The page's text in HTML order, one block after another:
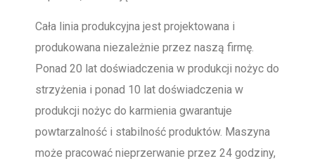
Cała linia produkcyjna jest projektowana i
produkowana niezależnie przez naszą firmę.
Ponad 20 lat doświadczenia w produkcji nożyc do
strzyżenia i ponad 10 lat doświadczenia w
produkcji nożyc do karmienia gwarantuje
powtarzalność i stabilność produktów. Maszyna
może pracować nieprzerwanie przez 24 godziny,